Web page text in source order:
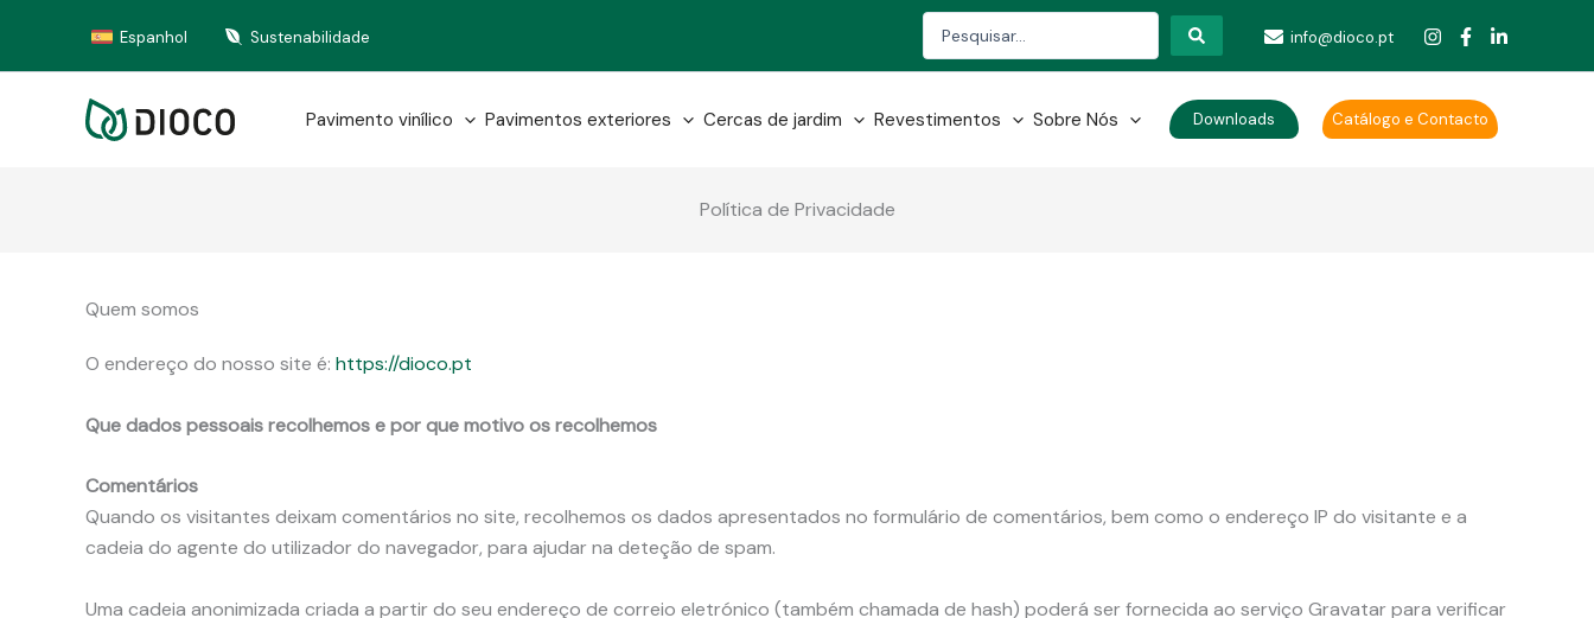
content
Espanhol Sustenabilidade
Search
info@dioco.pt
Pavimento vinílico Pavimentos exteriores Cercas de jardim Revestimentos Sobre Nós Downloads Catálogo e Contacto
Política de Privacidade
Quem somos
O endereço do nosso site é: https://dioco.pt
Que dados pessoais recolhemos e por que motivo os recolhemos
Comentários
Quando os visitantes deixam comentários no site, recolhemos os dados apresentados no formulário de comentários, bem como o endereço IP do visitante e a
cadeia do agente do utilizador do navegador, para ajudar na deteção de spam.
Uma cadeia anonimizada criada a partir do seu endereço de correio eletrónico (também chamada de hash) poderá ser fornecida ao serviço Gravatar para verificar